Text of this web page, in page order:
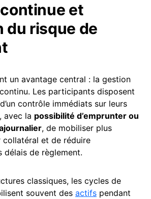
et
du risque de
un avantage central : la gestion
Les participants disposent
contrôle immédiats sur leurs
avec la possibilité d’emprunter ou
, de mobiliser plus
et de réduire
délais de règlement.
classiques, les cycles de
souvent des actifs pendant